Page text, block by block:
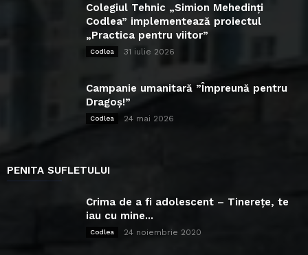
Colegiul Tehnic „Simion Mehedinți
Codlea” implementează proiectul
„Practica pentru viitor”
Codlea 31 iulie 2026
Campanie umanitară ”Împreună pentru
Dragoș!”
Codlea 24 mai 2026
PENITA SUFLETULUI
Crima de a fi adolescent – Tinerețe, te
iau cu mine...
Codlea 24 noiembrie 2020